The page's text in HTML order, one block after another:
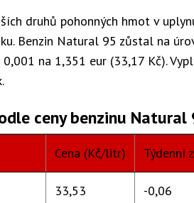
druhů pohonných hmot v
Benzin Natural 95 zůstal na
na 1,351 eur (33,17 Kč).
ceny benzinu
Cena (Kč/litr) Týdenní
33,53 -0,06